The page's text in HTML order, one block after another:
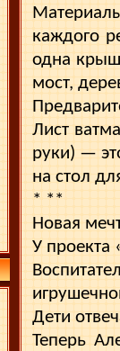
каждого
одна
мост,
Лист
руки) —
на стол
* **
Новая
У проекта
Дети
Теперь